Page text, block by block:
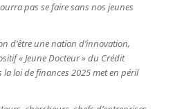
pas se faire sans nos jeunes
d’être une nation d’innovation,
« Jeune Docteur » du Crédit
la loi de finances 2025 met en péril